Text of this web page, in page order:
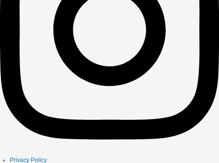
Privacy Policy